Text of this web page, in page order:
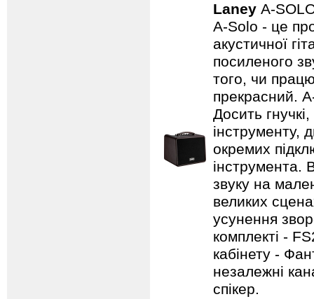
Laney A-
A-Solo - це
акустичної
посиленого
того, чи
прекрасний.
Досить
інструменту,
окремих
інструмента.
звуку на
великих
усунення
комплекті -
кабінету -
незалежні
спікер.